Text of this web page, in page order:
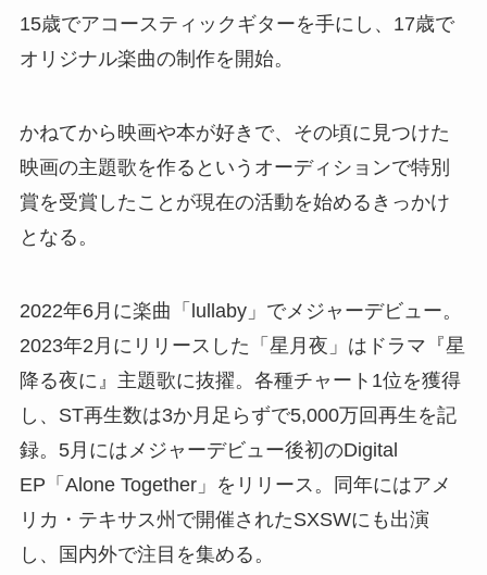
15歳でアコースティックギターを手にし、17歳で
オリジナル楽曲の制作を開始。
かねてから映画や本が好きで、その頃に見つけた
映画の主題歌を作るというオーディションで特別
賞を受賞したことが現在の活動を始めるきっかけ
となる。
2022年6月に楽曲「lullaby」でメジャーデビュー。
2023年2月にリリースした「星月夜」はドラマ『星
降る夜に』主題歌に抜擢。各種チャート1位を獲得
し、ST再生数は3か月足らずで5,000万回再生を記
録。5月にはメジャーデビュー後初のDigital
EP「Alone Together」をリリース。同年にはアメ
リカ・テキサス州で開催されたSXSWにも出演
し、国内外で注目を集める。